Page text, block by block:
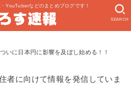
YouTuberなどのまとめブログです！
SEARCH
いに日本円に影響を及ぼし始める！！
者に向けて情報を発信していま